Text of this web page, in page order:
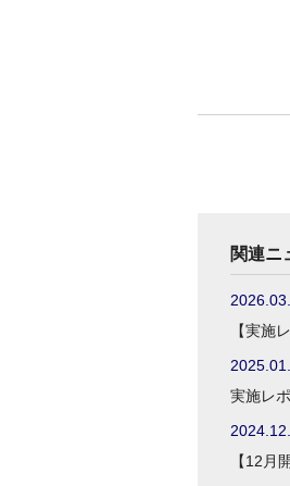
関連ニ
【実施
実施レ
【12月